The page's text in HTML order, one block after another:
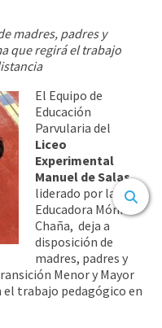
madres, padres y
que regirá el trabajo
El Equipo de
Educación
Parvularia del
Liceo
Experimental
Manuel de Salas,
liderado por la
Educadora Mónica
Chaña, deja a
disposición de
madres, padres y
Menor y Mayor
trabajo pedagógico en